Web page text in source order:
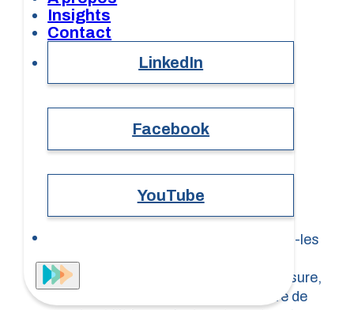
Insights
Contact
LinkedIn
Facebook
YouTube
Sensibilisez vos équipes et formez-les
programmes de formation sur-mesure,
conçus pour renforcer la culture de